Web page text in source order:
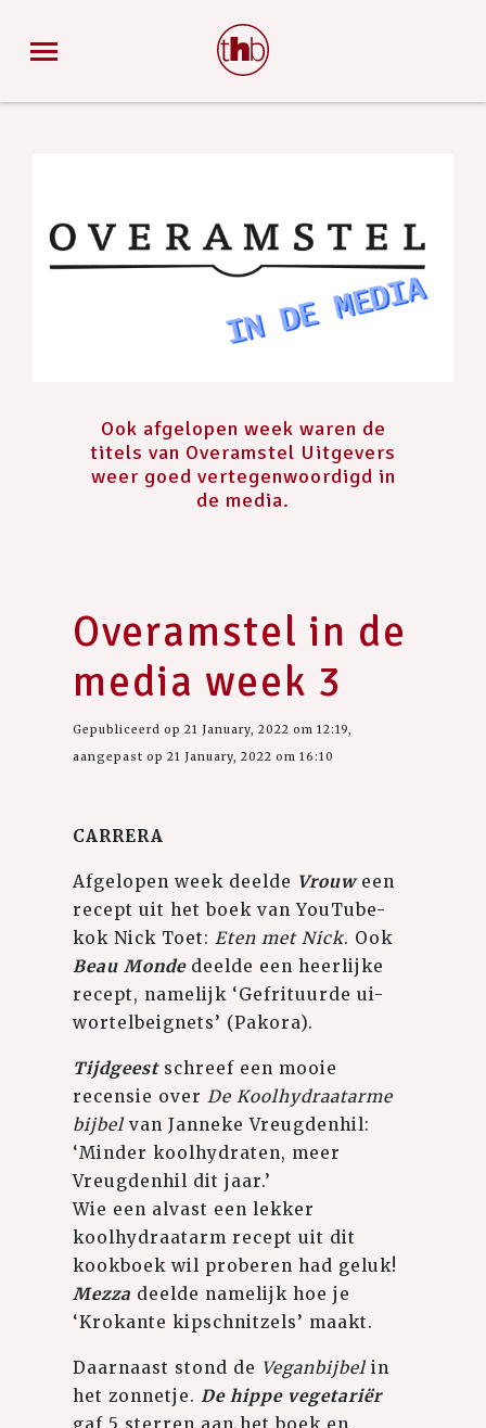
Ook afgelopen week waren de
titels van Overamstel Uitgevers
weer goed vertegenwoordigd in
de media.
Overamstel in de
media week 3
Gepubliceerd op 21 January, 2022 om 12:19,
aangepast op 21 January, 2022 om 16:10
CARRERA
Afgelopen week deelde Vrouween
recept uit het boek van YouTube-
kok Nick Toet: Eten met Nick. Ook
Beau Mondedeelde een heerlijke
recept, namelijk ‘Gefrituurde ui-
wortelbeignets’ (Pakora).
Tijdgeestschreef een mooie
recensie over De Koolhydraatarme
bijbel van Janneke Vreugdenhil:
‘Minder koolhydraten, meer
Vreugdenhil dit jaar.’
Wie een alvast een lekker
koolhydraatarm recept uit dit
kookboek wil proberen had geluk!
Mezza deelde namelijk hoe je
‘Krokante kipschnitzels’ maakt.
Daarnaast stond de Veganbijbel in
het zonnetje. De hippe vegetariër